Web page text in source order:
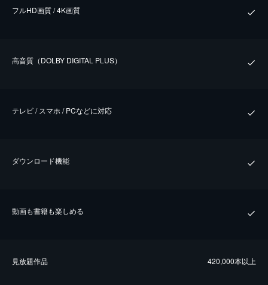
フルHD画質 / 4K画質
⾼⾳質（DOLBY DIGITAL PLUS）
テレビ / スマホ / PCなどに対応
ダウンロード機能
動画も書籍も楽しめる
⾒放題作品 420,000本以上